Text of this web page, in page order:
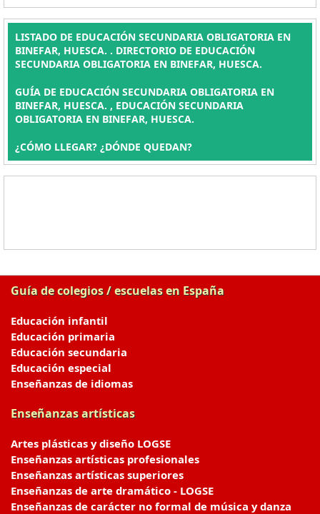
LISTADO DE EDUCACIÓN SECUNDARIA OBLIGATORIA EN
BINEFAR, HUESCA. . DIRECTORIO DE EDUCACIÓN
SECUNDARIA OBLIGATORIA EN BINEFAR, HUESCA.
GUÍA DE EDUCACIÓN SECUNDARIA OBLIGATORIA EN
BINEFAR, HUESCA. , EDUCACIÓN SECUNDARIA
OBLIGATORIA EN BINEFAR, HUESCA.
¿CÓMO LLEGAR? ¿DÓNDE QUEDAN?
Guía de colegios / escuelas en España
Educación infantil
Educación primaria
Educación secundaria
Educación especial
Enseñanzas de idiomas
Enseñanzas artísticas
Artes plásticas y diseño LOGSE
Enseñanzas artísticas profesionales
Enseñanzas artísticas superiores
Enseñanzas de arte dramático - LOGSE
Enseñanzas de carácter no formal de música y danza